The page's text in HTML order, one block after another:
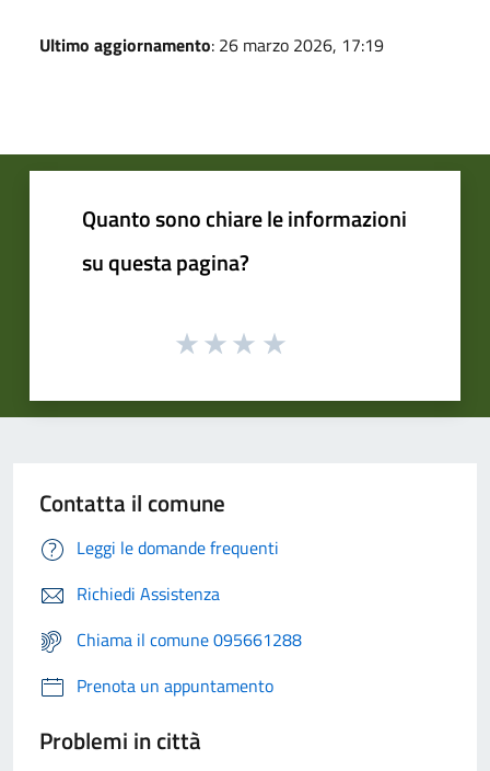
Ultimo aggiornamento: 26 marzo 2026, 17:19
Quanto sono chiare le informazioni
su questa pagina?
Contatta il comune
Leggi le domande frequenti
Richiedi Assistenza
Chiama il comune 095661288
Prenota un appuntamento
Problemi in città